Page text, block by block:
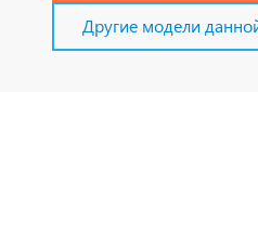
Другие модели